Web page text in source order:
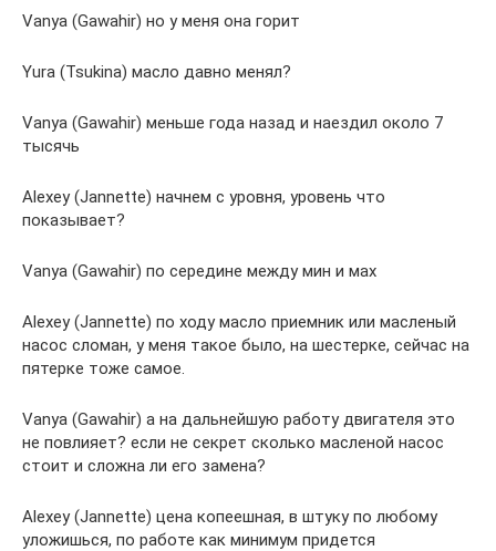
Vanya (Gawahir) но у меня она горит
Yura (Tsukina) масло давно менял?
Vanya (Gawahir) меньше года назад и наездил около 7
тысячь
Alexey (Jannette) начнем с уровня, уровень что
показывает?
Vanya (Gawahir) по середине между мин и маx
Alexey (Jannette) по ходу масло приемник или масленый
насос сломан, у меня такое было, на шестерке, сейчас на
пятерке тоже самое.
Vanya (Gawahir) а на дальнейшую работу двигателя это
не повлияет? если не секрет сколько масленой насос
стоит и сложна ли его замена?
Alexey (Jannette) цена копеешная, в штуку по любому
уложишься, по работе как минимум придется